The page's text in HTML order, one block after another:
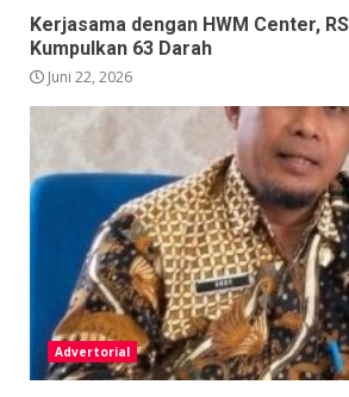
Kerjasama dengan HWM Center,
Kumpulkan 63 Darah
Juni 22, 2026
Advertorial